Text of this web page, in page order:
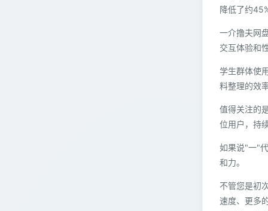
降低了约
一介撸夫网
交互体验和
学生群体使
料整理的效
值得关注的
位用户，持
如果说"一"
和力。
不管您是初
速度、更多